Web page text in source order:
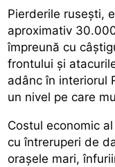
Pierderile rusești,
aproximativ
împreună cu
frontului și
adânc în interiorul
un nivel pe care
Costul economic
cu întreruperi de
orașele mari,